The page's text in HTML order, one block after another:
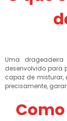
Uma
desenvolvido para
capaz de misturar,
precisamente,